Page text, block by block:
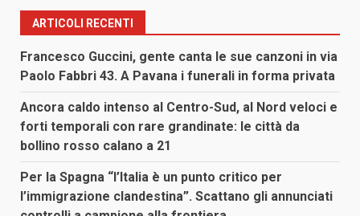
ARTICOLI RECENTI
Francesco Guccini, gente canta le sue canzoni in via
Paolo Fabbri 43. A Pavana i funerali in forma privata
Ancora caldo intenso al Centro-Sud, al Nord veloci e
forti temporali con rare grandinate: le città da
bollino rosso calano a 21
Per la Spagna “l’Italia è un punto critico per
l’immigrazione clandestina”. Scattano gli annunciati